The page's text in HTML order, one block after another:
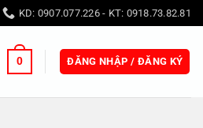
KD: 0907.077.226 - KT: 0918.73.82.81
0 ĐĂNG NHẬP / ĐĂNG KÝ